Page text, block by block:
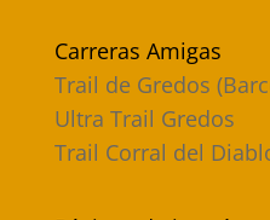
Carreras Amigas
Trail de Gredos
Ultra Trail Gredos
Trail Corral del